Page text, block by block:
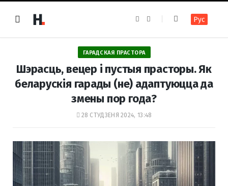
e
b
o
o
k
t
a
r
a
m
Рус
ГАРАДСКАЯ ПРАСТОРА
Шэрасць, вецер і пустыя прасторы. Як
беларускія гарады (не) адаптуюцца да
змены пор года?
28 СТУДЗЕНЯ 2024, 13:48